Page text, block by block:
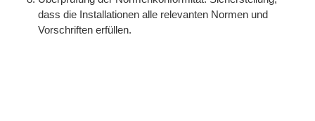
dass die Installationen alle relevanten Normen und
Vorschriften erfüllen.